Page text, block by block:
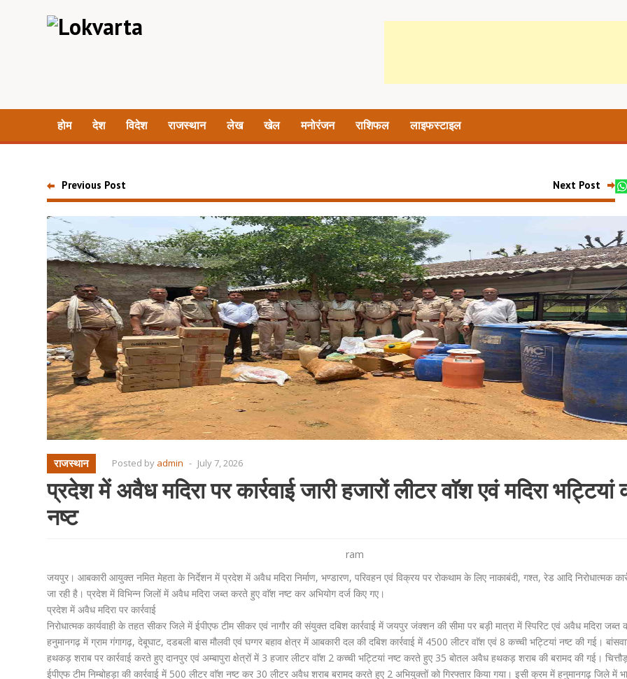
होम देश विदेश राजस्थान लेख खेल मनोरंजन राशिफल लाइफस्टाइल
Previous Post Next Post
राजस्थान Posted by admin - July 7, 2026
प्रदेश में अवैध मदिरा पर कार्रवाई जारी हजारों लीटर वाॅश एवं मदिरा भट्टियां
नष्ट
ram
जयपुर। आबकारी आयुक्त नमित मेहता के निर्देशन में प्रदेश में अवैध मदिरा निर्माण, भण्डारण, परिवहन एवं विक्रय पर रोकथाम के लिए नाकाबंदी, गश्त, रेड आदि निरोधात्मक
जा रही है। प्रदेश में विभिन्न जिलों में अवैध मदिरा जब्त करते हुए वाॅश नष्ट कर अभियोग दर्ज किए गए।
प्रदेश में अवैध मदिरा पर कार्रवाई
निरोधात्मक कार्यवाही के तहत सीकर जिले में ईपीएफ टीम सीकर एवं नागौर की संयुक्त दबिश कार्रवाई में जयपुर जंक्शन की सीमा पर बड़ी मात्रा में स्पिरिट एवं अवैध मदिरा जब्त
हनुमानगढ़ में ग्राम गंगागढ़, देबूघाट, दडबली बास मौलवी एवं घग्गर बहाव क्षेत्र में आबकारी दल की दबिश कार्रवाई में 4500 लीटर वाॅश एवं 8 कच्ची भट्टियां नष्ट की गई।
हथकड़ शराब पर कार्रवाई करते हुए दानपुर एवं अम्बापुरा क्षेत्रों में 3 हजार लीटर वाॅश 2 कच्ची भट्टियां नष्ट करते हुए 35 बोतल अवैध हथकड़ शराब की बरामद की गई।
ईपीएफ टीम निम्बोहड़ा की कार्रवाई में 500 लीटर वाॅश नष्ट कर 30 लीटर अवैध शराब बरामद करते हुए 2 अभियुक्तों को गिरफ्तार किया गया। इसी क्रम में हनुमानगढ़ जिले में